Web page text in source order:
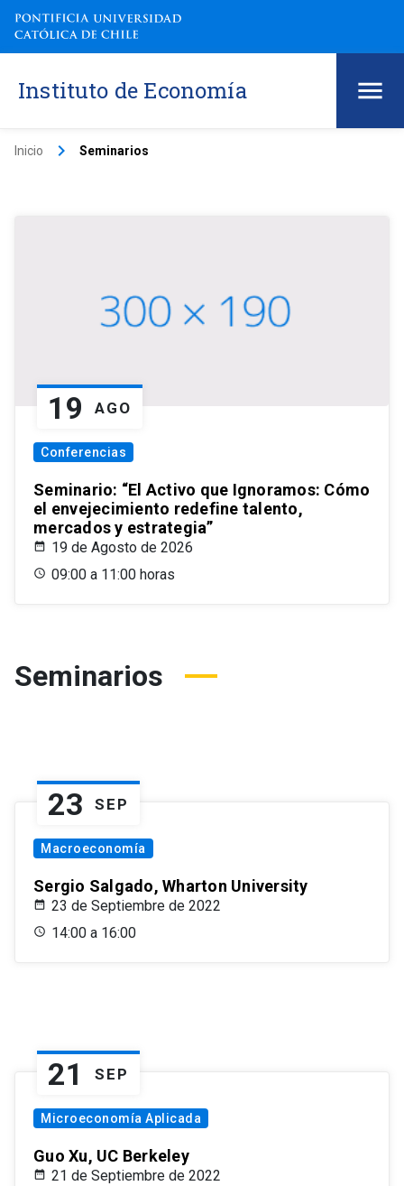
Instituto de Economía
Inicio keyboard_arrow_right Seminarios
19 AGO
Conferencias
Seminario: “El Activo que Ignoramos: Cómo
el envejecimiento redefine talento,
mercados y estrategia”
19 de Agosto de 2026
09:00 a 11:00 horas
Seminarios
23 SEP
Macroeconomía
Sergio Salgado, Wharton University
23 de Septiembre de 2022
14:00 a 16:00
21 SEP
Microeconomía Aplicada
Guo Xu, UC Berkeley
21 de Septiembre de 2022